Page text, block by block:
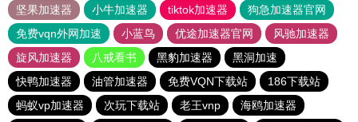
坚果加速器
小牛加速器 tiktok加速器
狗急加速器官网
免费vqn外网加速
小蓝鸟 优途加速器官网
风驰加速器
旋风加速器
八戒看书 黑豹加速器
黑洞加速
快鸭加速器
油管加速器 免费VQN下载站
186下载站
蚂蚁vp加速器
次玩下载站 老王vnp
海鸥加速器